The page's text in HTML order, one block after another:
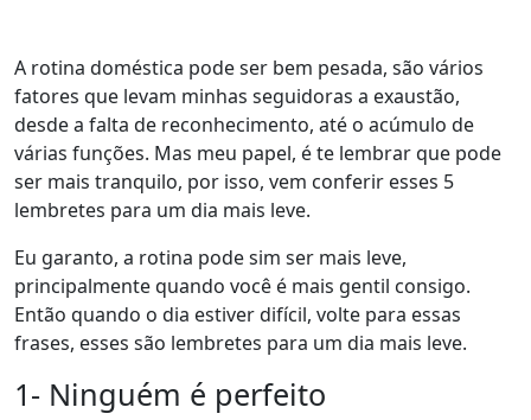
A rotina doméstica pode ser bem pesada, são vários
fatores que levam minhas seguidoras a exaustão,
desde a falta de reconhecimento, até o acúmulo de
várias funções. Mas meu papel, é te lembrar que pode
ser mais tranquilo, por isso, vem conferir esses 5
lembretes para um dia mais leve.
Eu garanto, a rotina pode sim ser mais leve,
principalmente quando você é mais gentil consigo.
Então quando o dia estiver difícil, volte para essas
frases, esses são lembretes para um dia mais leve.
1- Ninguém é perfeito